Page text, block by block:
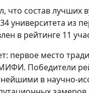
что состав лучших
университета из
в рейтинге 11
первое место
Победители
в научно-